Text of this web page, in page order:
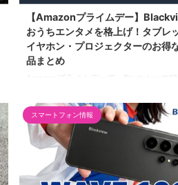
【Amazonプライムデー】
おうちエンタメを格上げ！タブレ
イヤホン・プロジェクターのお得
品まとめ
Amazonプライムデーで、Blackviewの12
リーン付きイヤホン「Airbuds 12」、プ
クター「PT10」が最大40%OFF。3,599
のおうちエンタメ3製品を紹介します。7
（月）まで。
スマートフォン情報